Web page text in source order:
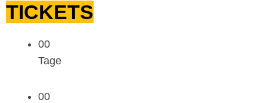
TICKETS
00
Tage
00